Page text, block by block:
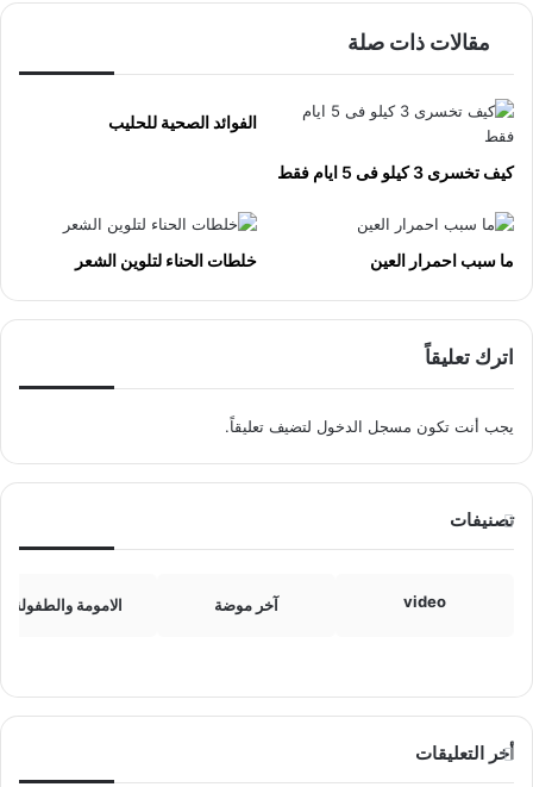
مقالات ذات صلة
الفوائد الصحية للحليب
كيف تخسرى 3 كيلو فى 5 ايام فقط
خلطات الحناء لتلوين الشعر ما سبب احمرار العين
اترك تعليقاً
يجب أنت تكون مسجل الدخول لتضيف تعليقاً.
تصنيفات
video آخر موضة الامومة والطفولة
أخر التعليقات